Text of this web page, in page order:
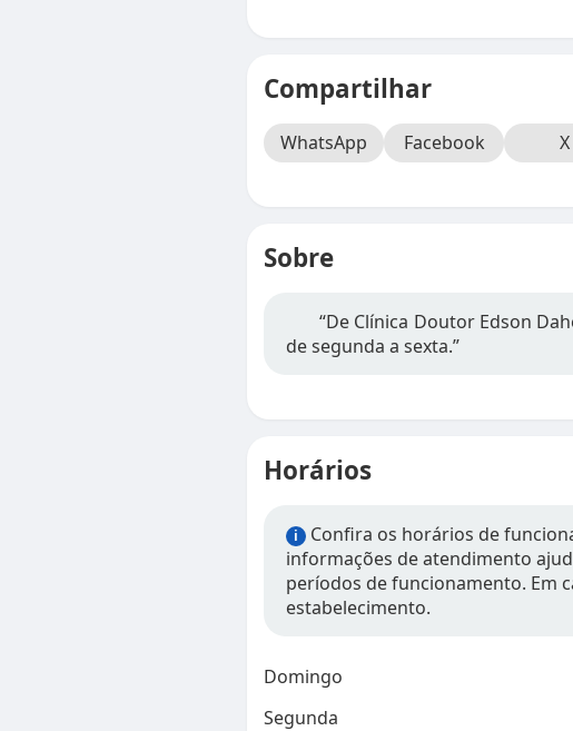
Compartilhar
WhatsApp Facebook X
Sobre
“De Clínica Doutor Edson
de segunda a sexta.”
Horários
i
Confira os horários de
informações de atendimento
períodos de funcionamento. Em
estabelecimento.
Domingo
Segunda